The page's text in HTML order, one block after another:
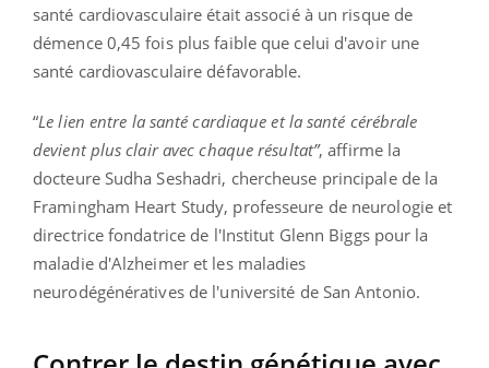
santé cardiovasculaire était associé à un risque de
démence 0,45 fois plus faible que celui d'avoir une
santé cardiovasculaire défavorable.
“Le lien entre la santé cardiaque et la santé cérébrale
devient plus clair avec chaque résultat”, affirme la
docteure Sudha Seshadri, chercheuse principale de la
Framingham Heart Study, professeure de neurologie et
directrice fondatrice de l'Institut Glenn Biggs pour la
maladie d'Alzheimer et les maladies
neurodégénératives de l'université de San Antonio.